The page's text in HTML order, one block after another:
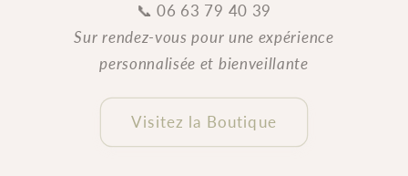
📞 06 63 79 40 39
Sur rendez-vous pour une expérience
personnalisée et bienveillante
Visitez la Boutique